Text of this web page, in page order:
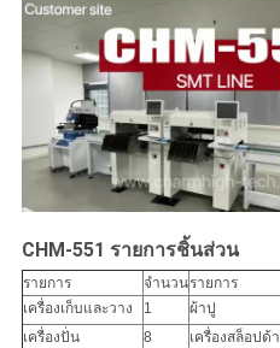
CHM-551 รายการชิ้นส่วน
รายการ จํานวนรายการ
เครื่องเก็บและวาง
1 ผ้าปู
เครื่องปั่น
8 เครื่องสล็อปด้